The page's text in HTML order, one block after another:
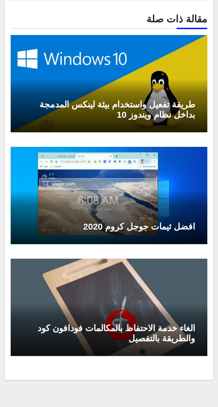
مقالة ذات صلة
طريقة تفعيل واستخدام بيئة لينكس المدمجة
بداخل نظام ويندوز 10
افضل ثيمات جوجل كروم 2020
الغاء خدمة الاحتفاظ بالمكالمات فودافون كود
والطريقة بالتفصيل